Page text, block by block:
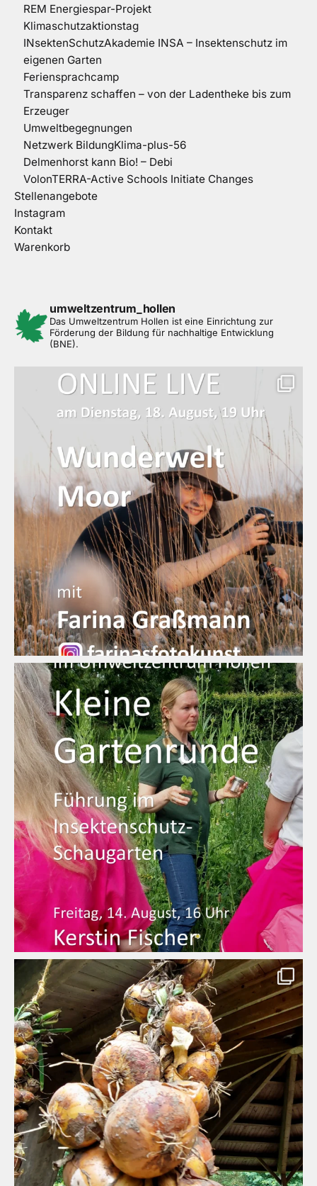
REM Energiespar-Projekt
Klimaschutzaktionstag
INsektenSchutzAkademie INSA – Insektenschutz im
eigenen Garten
Feriensprachcamp
Transparenz schaffen – von der Ladentheke bis zum
Erzeuger
Umweltbegegnungen
Netzwerk BildungKlima-plus-56
Delmenhorst kann Bio! – Debi
VolonTERRA-Active Schools Initiate Changes
Stellenangebote
Instagram
Kontakt
Warenkorb
umweltzentrum_hollen
Das Umweltzentrum Hollen ist eine Einrichtung zur
Förderung der Bildung für nachhaltige Entwicklung
(BNE).